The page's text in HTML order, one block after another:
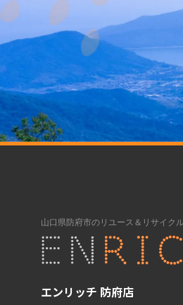
エンリッチ 防府店